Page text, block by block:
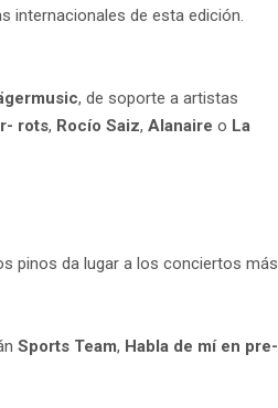
internacionales de esta edición.
, de soporte a artistas
rots, Rocío Saiz, Alanaire o La
pinos da lugar a los conciertos más
Sports Team, Habla de mí en pre-